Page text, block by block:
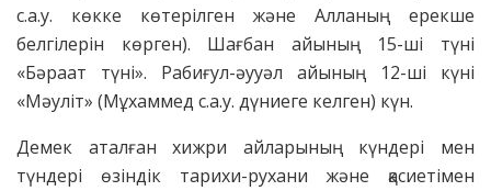
с.а.у. көкке көтерілген және Алланың ерекше
белгілерін көрген). Шағбан айының 15-ші түні
«Бәраат түні». Рабиғул-әууәл айының 12-ші күні
«Мәуліт» (Мұхаммед с.а.у. дүниеге келген) күн.
Демек аталған хижри айларының күндері мен
түндері өзіндік тарихи-рухани және қасиетімен